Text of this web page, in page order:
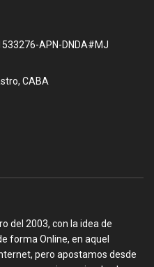
APN-DNDA#MJ
CABA
del 2003, con la idea de
forma Online, en aquel
pero apostamos desde